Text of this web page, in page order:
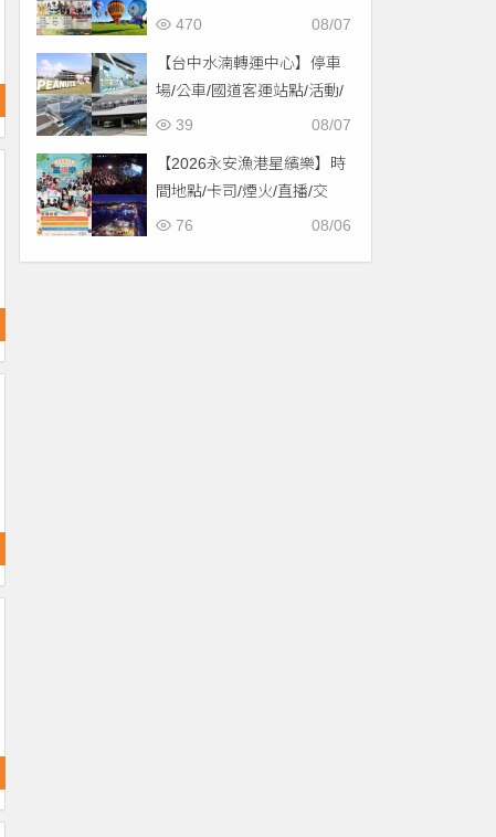
動/交通，土牛運動公園登08/07
470
【台中水湳轉運中心】停車
場/公車/國道客運站點/活動/
交通，啟用免費停車！ 08/07
39
【2026永安漁港星繽樂】時
間地點/卡司/煙火/直播/交
通，免費入場！
08/06
76